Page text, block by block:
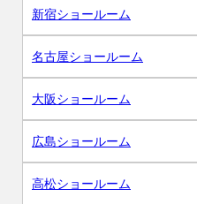
新宿ショールーム
名古屋ショールーム
大阪ショールーム
広島ショールーム
高松ショールーム